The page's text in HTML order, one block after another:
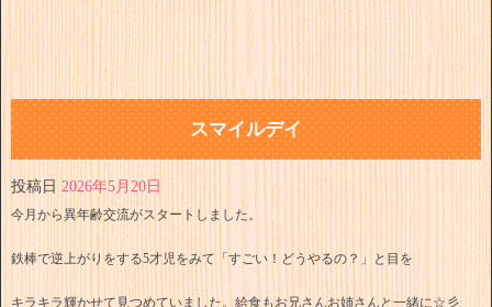
スマイルデイ
投稿日 2026年5月20日
今月から異年齢交流がスタートしました。
鉄棒で逆上がりをする5才児をみて「すごい！どうやるの？」と目を
キラキラ輝かせて見つめていました。給食もお兄さんお姉さんと一緒に☆彡